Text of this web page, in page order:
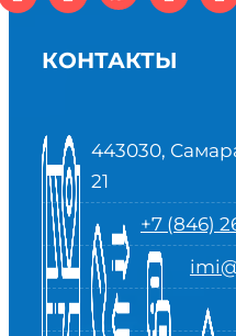
КОНТАКТЫ
443030,
21
+7 (846)